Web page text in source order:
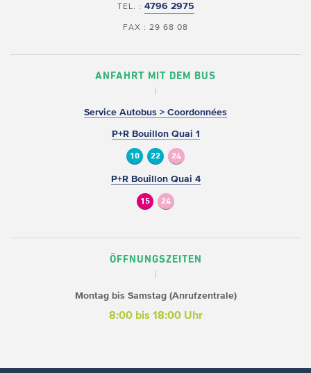
TEL. : 4796 2975
FAX : 29 68 08
ANFAHRT MIT DEM BUS
Service Autobus > Coordonnées
P+R Bouillon Quai 1
10 22 24
P+R Bouillon Quai 4
15 24
ÖFFNUNGSZEITEN
Montag bis Samstag (Anrufzentrale)
8:00 bis 18:00 Uhr